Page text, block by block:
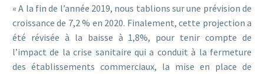
« A la fin de l’année 2019, nous tablions sur une prévision de
croissance de 7,2 % en 2020. Finalement, cette projection a
été révisée à la baisse à 1,8%, pour tenir compte de
l’impact de la crise sanitaire qui a conduit à la fermeture
des établissements commerciaux, la mise en place de